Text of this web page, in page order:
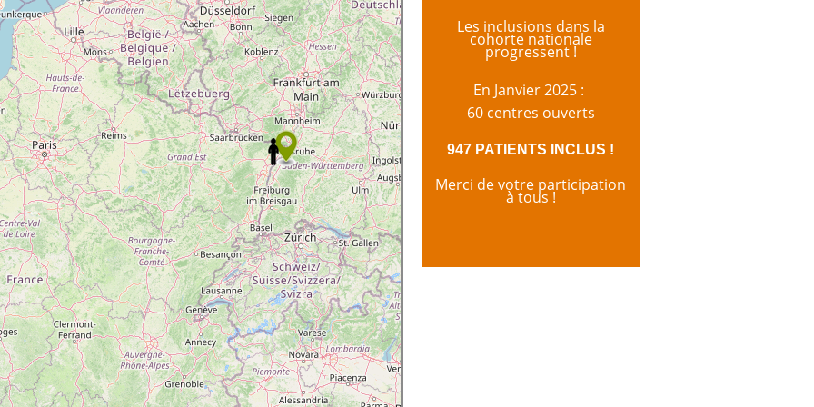
Les inclusions dans la
cohorte nationale
progressent !
En Janvier 2025 :
60 centres ouverts
947 PATIENTS INCLUS !
Merci de votre participation
à tous !